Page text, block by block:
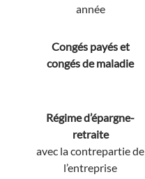
année
Congés payés et
congés de maladie
Régime d’épargne-
retraite
avec la contrepartie de
l’entreprise